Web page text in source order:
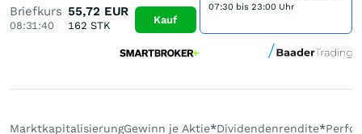
Briefkurs
08:31:40
55,72 EUR
162 STK Kauf
07:30 bis 23:00 Uhr
MarktkapitalisierungGewinn je Aktie*Dividendenrendite*